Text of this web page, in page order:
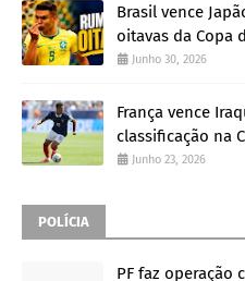
Brasil vence
oitavas da Copa
Junho 30, 2026
França vence
classificação na
Junho 23, 2026
POLÍCIA
PF faz operação